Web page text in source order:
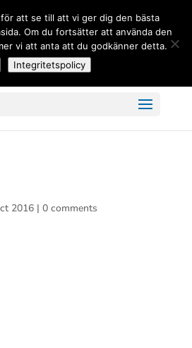
2016| 0 comments
att se till att vi ger dig den bästa
Om du fortsätter att använda den
vi att anta att du godkänner detta.
Integritetspolicy